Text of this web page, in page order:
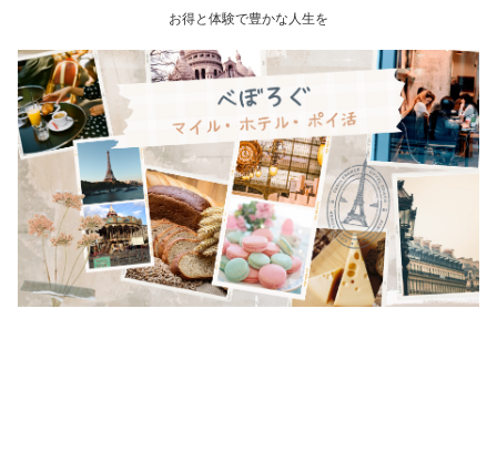
お得と体験で豊かな人生を